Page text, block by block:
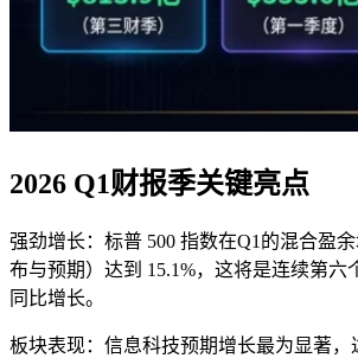
2026 Q1财报季关键亮点
强劲增长：标普 500 指数在Q1的混合盈
布与预期）达到 15.1%，这将是连续第六
同比增长。
板块表现：信息科技预期增长最为显著，